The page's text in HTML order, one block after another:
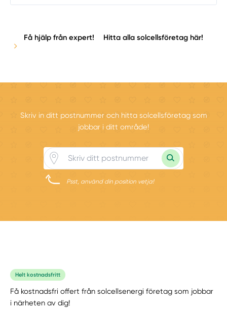
Få hjälp från expert! Hitta alla solcellsföretag här!
Skriv in ditt postnummer och hitta solcellsföretag som
jobbar i ditt område!
Psst, använd din position vetja!
Helt kostnadsfritt
Få kostnadsfri offert från solcellsenergi företag som jobbar
i närheten av dig!